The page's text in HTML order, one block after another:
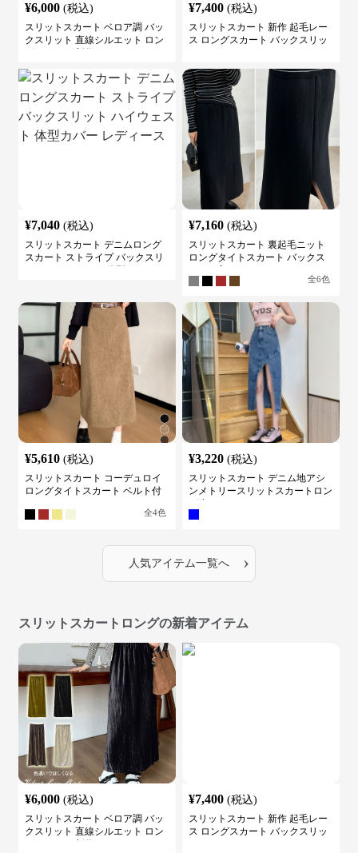
¥6,000 (税込)
スリットスカート ベロア調 バッ
クスリット 直線シルエット ロン
¥7,400 (税込)
スリットスカート 新作 起毛レー
ス ロングスカート バックスリッ
¥7,040 (税込)
スリットスカート デニムロング
スカート ストライプ バックスリ
¥7,160 (税込)
スリットスカート 裏起毛ニット
ロングタイトスカート バックス
全6色
¥5,610 (税込)
スリットスカート コーデュロイ
ロングタイトスカート ベルト付
全4色
¥3,220 (税込)
スリットスカート デニム地アシ
ンメトリースリットスカートロン
人気アイテム一覧へ ›
スリットスカートロングの新着アイテム
¥6,000 (税込)
スリットスカート ベロア調 バッ
クスリット 直線シルエット ロン
¥7,400 (税込)
スリットスカート 新作 起毛レー
ス ロングスカート バックスリッ